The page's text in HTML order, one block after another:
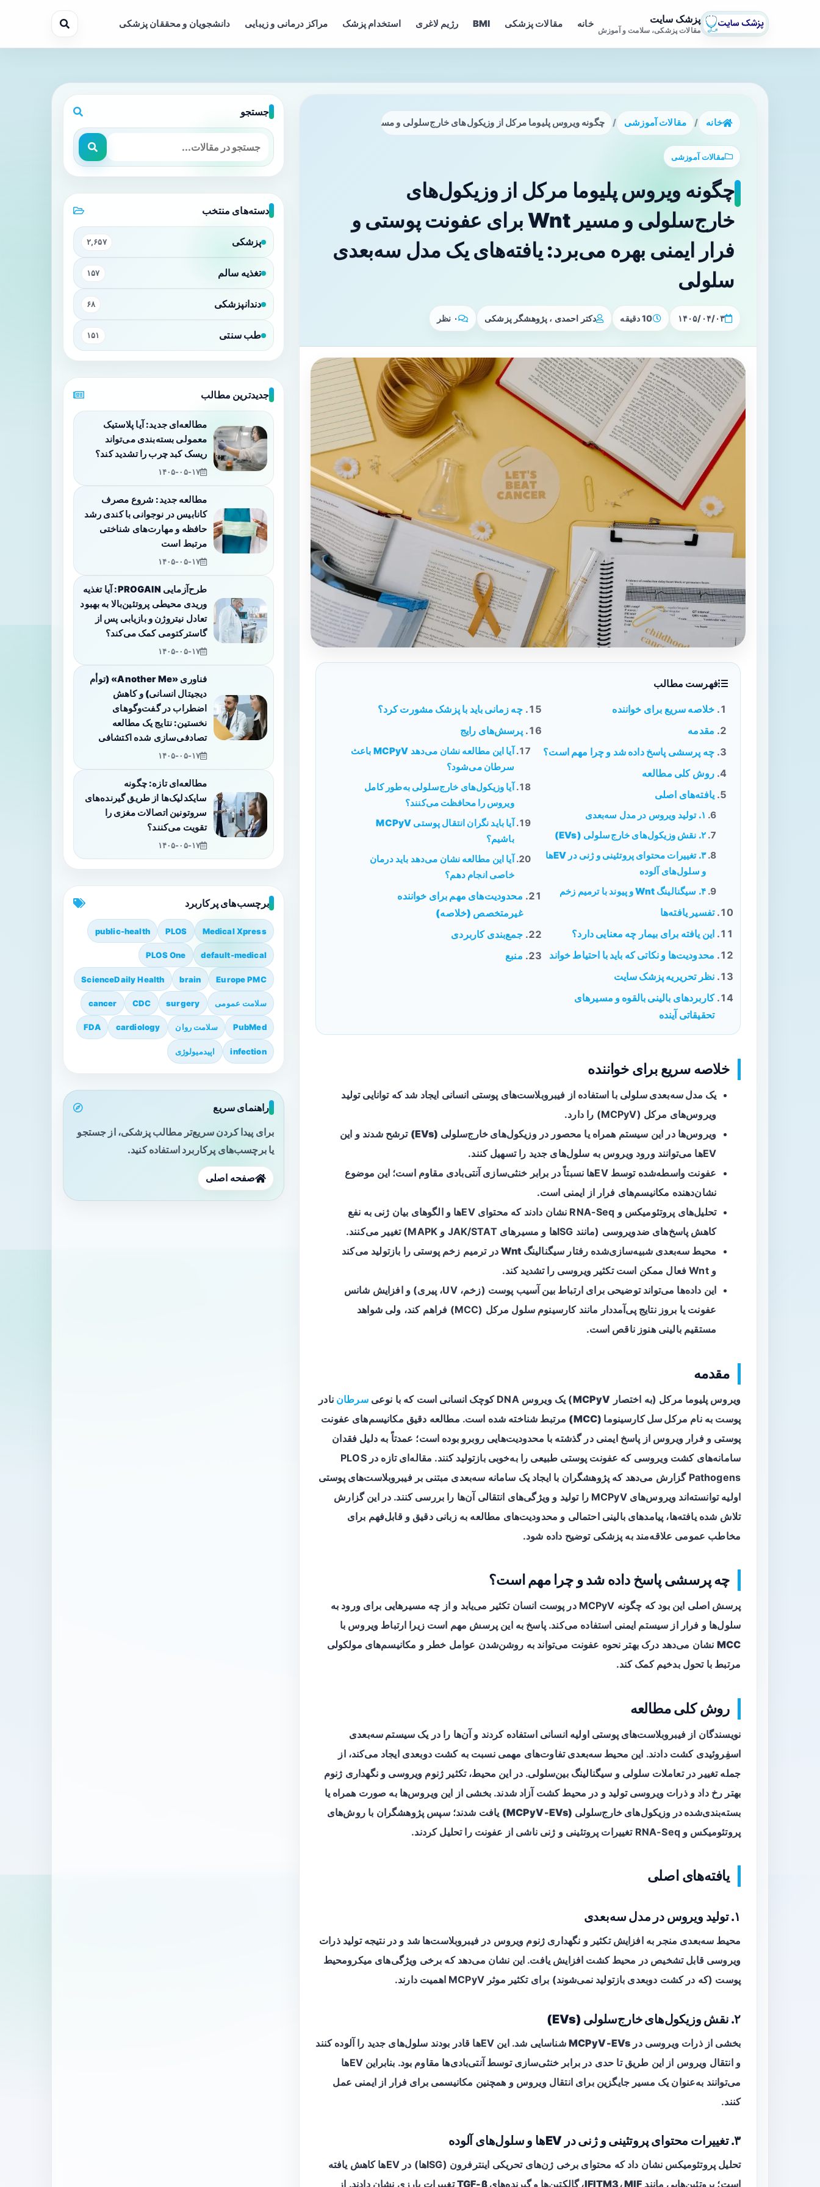
پزشک سایت
مقالات پزشکی، سلامت و آموزش
خانه مقالات پزشکی BMI رژیم لاغری استخدام پزشک مراکز درمانی و زیبایی دانشجویان و محققان پزشکی
خانه / مقالات آموزشی / چگونه ویروس پلیوما مرکل از وزیکول‌های خارج‌سلولی و مسیر Wnt برای عفونت پوستی و فرار ایمنی بهره می‌برد: یافته‌های یک مدل سه‌بعدی سلولی
مقالات آموزشی
چگونه ویروس پلیوما مرکل از وزیکول‌های
خارج‌سلولی و مسیر Wnt برای عفونت پوستی و
فرار ایمنی بهره می‌برد: یافته‌های یک مدل سه‌بعدی
سلولی
۱۴۰۵/۰۴/۰۳ 10 دقیقه دکتر احمدی ، پژوهشگر پزشکی ۰ نظر
فهرست مطالب
خلاصه سریع برای خواننده
مقدمه
چه پرسشی پاسخ داده شد و چرا مهم است؟
روش کلی مطالعه
یافته‌های اصلی
۱. تولید ویروس در مدل سه‌بعدی
۲. نقش وزیکول‌های خارج‌سلولی (EVs)
۳. تغییرات محتوای پروتئینی و ژنی در EVها
و سلول‌های آلوده
۴. سیگنالینگ Wnt و پیوند با ترمیم زخم
تفسیر یافته‌ها
این یافته برای بیمار چه معنایی دارد؟
محدودیت‌ها و نکاتی که باید با احتیاط خواند
نظر تحریریه پزشک سایت
کاربردهای بالینی بالقوه و مسیرهای
تحقیقاتی آینده
چه زمانی باید با پزشک مشورت کرد؟
پرسش‌های رایج
آیا این مطالعه نشان می‌دهد MCPyV باعث
سرطان می‌شود؟
آیا وزیکول‌های خارج‌سلولی به‌طور کامل
ویروس را محافظت می‌کنند؟
آیا باید نگران انتقال پوستی MCPyV
باشیم؟
آیا این مطالعه نشان می‌دهد باید درمان
خاصی انجام دهم؟
محدودیت‌های مهم برای خواننده
غیرمتخصص (خلاصه)
جمع‌بندی کاربردی
منبع
خلاصه سریع برای خواننده
یک مدل سه‌بعدی سلولی با استفاده از فیبروبلاست‌های پوستی انسانی ایجاد شد که توانایی تولید
ویروس‌های مرکل (MCPyV) را دارد.
ویروس‌ها در این سیستم همراه یا محصور دروزیکول‌های خارج‌سلولی (EVs)
ترشح شدند و این
EVها می‌توانند ورود ویروس به سلول‌های جدید را تسهیل کنند.
عفونت واسطه‌شده توسط EVها نسبتاً در برابر خنثی‌سازی آنتی‌بادی مقاوم است؛ این موضوع
نشان‌دهنده مکانیسم‌های فرار از ایمنی است.
تحلیل‌های پروتئومیکس و RNA-Seq نشان دادند که محتوای EVها و الگوهای بیان ژنی به نفع
کاهش پاسخ‌های ضدویروسی (مانند ISGها و مسیرهای JAK/STAT و MAPK) تغییر می‌کنند.
محیط سه‌بعدی شبیه‌سازی‌شده رفتار سیگنالینگ Wnt
در ترمیم زخم پوستی را بازتولید می‌کند
و Wnt فعال ممکن است تکثیر ویروسی را تشدید کند.
این داده‌ها می‌تواند توضیحی برای ارتباط بین آسیب پوست (زخم، UV، پیری) و افزایش شانس
عفونت یا بروز نتایج پی‌آمددار مانند کارسینوم سلول مرکل (MCC) فراهم کند، ولی شواهد
مستقیم بالینی هنوز ناقص است.
مقدمه
ویروس پلیوما مرکل (به اختصار MCPyV) یک ویروس DNA کوچک انسانی است که با نوعی سرطان نادر
پوست به نام مرکل سل کارسینوما (MCC)
مرتبط شناخته شده است. مطالعه دقیق مکانیسم‌های عفونت
پوستی و فرار ویروس از پاسخ ایمنی در گذشته با محدودیت‌هایی روبرو بوده است؛ عمدتاً به دلیل فقدان
سامانه‌های کشت ویروسی که عفونت پوستی طبیعی را به‌خوبی بازتولید کنند. مقاله‌ای تازه در PLOS
Pathogens گزارش می‌دهد که پژوهشگران با ایجاد یک سامانه سه‌بعدی مبتنی بر فیبروبلاست‌های پوستی
اولیه توانسته‌اند ویروس‌های MCPyV را تولید و ویژگی‌های انتقالی آن‌ها را بررسی کنند. در این گزارش
تلاش شده یافته‌ها، پیامدهای بالینی احتمالی و محدودیت‌های مطالعه به زبانی دقیق و قابل‌فهم برای
مخاطب عمومی علاقه‌مند به پزشکی توضیح داده شود.
چه پرسشی پاسخ داده شد و چرا مهم است؟
پرسش اصلی این بود که چگونه MCPyV در پوست انسان تکثیر می‌یابد و از چه مسیرهایی برای ورود به
سلول‌ها و فرار از سیستم ایمنی استفاده می‌کند. پاسخ به این پرسش مهم است زیرا ارتباط ویروس با
MCC نشان می‌دهد درک بهتر نحوه عفونت می‌تواند به روشن‌شدن عوامل خطر و مکانیسم‌های مولکولی
مرتبط با تحول بدخیم کمک کند.
روش کلی مطالعه
نویسندگان از فیبروبلاست‌های پوستی اولیه انسانی استفاده کردند و آن‌ها را در یک سیستم سه‌بعدی
اسفِروئیدی کشت دادند. این محیط سه‌بعدی تفاوت‌های مهمی نسبت به کشت دوبعدی ایجاد می‌کند، از
جمله تغییر در تعاملات سلولی و سیگنالینگ بین‌سلولی. در این محیط، تکثیر ژنوم ویروسی و نگهداری ژنوم
بهتر رخ داد و ذرات ویروسی تولید و در محیط کشت آزاد شدند. بخشی از این ویروس‌ها به صورت همراه یا
بسته‌بندی‌شده در وزیکول‌های خارج‌سلولی (MCPyV-EVs)
یافت شدند؛ سپس پژوهشگران با روش‌های
پروتئومیکس و RNA-Seq تغییرات پروتئینی و ژنی ناشی از عفونت را تحلیل کردند.
یافته‌های اصلی
۱. تولید ویروس در مدل سه‌بعدی
محیط سه‌بعدی منجر به افزایش تکثیر و نگهداری ژنوم ویروس در فیبروبلاست‌ها شد و در نتیجه تولید ذرات
ویروسی قابل تشخیص در محیط کشت افزایش یافت. این نشان می‌دهد که برخی ویژگی‌های میکرومحیط
پوست (که در کشت دوبعدی بازتولید نمی‌شوند) برای تکثیر موثر MCPyV اهمیت دارند.
۲. نقش وزیکول‌های خارج‌سلولی (EVs)
بخشی از ذرات ویروسی در MCPyV-EVs
شناسایی شد. این EVها قادر بودند سلول‌های جدید را آلوده کنند
و انتقال ویروس از این طریق تا حدی در برابر خنثی‌سازی توسط آنتی‌بادی‌ها مقاوم بود. بنابراین EVها
می‌توانند به‌عنوان یک مسیر جایگزین برای انتقال ویروس و همچنین مکانیسمی برای فرار از ایمنی عمل
کنند.
۳. تغییرات محتوای پروتئینی و ژنی در EVها و سلول‌های آلوده
تحلیل پروتئومیکس نشان داد که محتوای برخی ژن‌های تحریکی اینترفرون (ISGها) در EVها کاهش یافته
است؛ پروتئین‌هایی مانند IFITM3، MIF، گالکتین‌ها و گیرنده‌های TGF-β تغییرات بارزی نشان دادند. از
جستجو
دسته‌های منتخب
پزشکی ۲,۶۵۷
تغذیه سالم ۱۵۷
دندانپزشکی ۶۸
طب سنتی ۱۵۱
جدیدترین مطالب
مطالعه‌ای جدید: آیا پلاستیک
معمولی بسته‌بندی می‌تواند
ریسک کبد چرب را تشدید کند؟
۱۴۰۵-۰۵-۱۷
مطالعه جدید: شروع مصرف
کانابیس در نوجوانی با کندی رشد
حافظه و مهارت‌های شناختی
مرتبط است
۱۴۰۵-۰۵-۱۷
طرح‌آزمایی PROGAIN: آیا تغذیه
وریدی محیطی پروتئین‌بالا به بهبود
تعادل نیتروژن و بازیابی پس از
گاسترکتومی کمک می‌کند؟
۱۴۰۵-۰۵-۱۷
فناوری «Another Me» (توأم
دیجیتال انسانی) و کاهش
اضطراب در گفت‌وگوهای
نخستین: نتایج یک مطالعه
تصادفی‌سازی شده اکتشافی
۱۴۰۵-۰۵-۱۷
مطالعه‌ای تازه: چگونه
سایکدلیک‌ها از طریق گیرنده‌های
سروتونین اتصالات مغزی را
تقویت می‌کنند؟
۱۴۰۵-۰۵-۱۷
برچسب‌های پرکاربرد
Medical Xpress
PLOS
public-health
default-medical
PLOS One
Europe PMC
brain
ScienceDaily Health
سلامت عمومی surgery
CDC
cancer
PubMed سلامت روان cardiology
FDA
infection اپیدمیولوژی
راهنمای سریع
برای پیدا کردن سریع‌تر مطالب پزشکی، از جستجو
یا برچسب‌های پرکاربرد استفاده کنید.
صفحه اصلی